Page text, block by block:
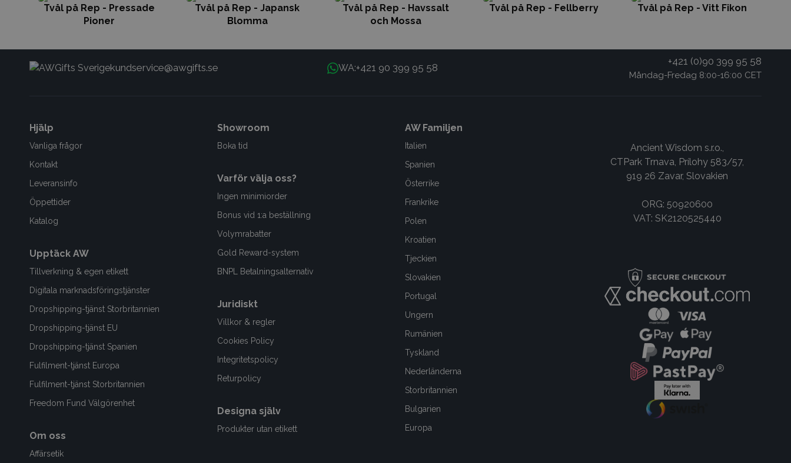
Tvål på Rep - Pressade
Pioner
Tvål på Rep - Japansk
Blomma
Tvål på Rep - Havssalt
och Mossa
Tvål på Rep - Fellberry Tvål på Rep - Vitt Fikon
kundservice@awgifts.se WA:+421 90 399 95 58
+421 (0)90 399 95 58
Måndag-Fredag 8:00-16:00 CET
Hjälp
Vanliga frågor
Kontakt
Leveransinfo
Öppettider
Katalog
Upptäck AW
Tillverkning & egen etikett
Digitala marknadsföringstjänster
Dropshipping-tjänst Storbritannien
Dropshipping-tjänst EU
Dropshipping-tjänst Spanien
Fulfilment-tjänst Europa
Fulfilment-tjänst Storbritannien
Freedom Fund Välgörenhet
Om oss
Affärsetik
Showroom
Boka tid
Varför välja oss?
Ingen minimiorder
Bonus vid 1:a beställning
Volymrabatter
Gold Reward-system
BNPL Betalningsalternativ
Juridiskt
Villkor & regler
Cookies Policy
Integritetspolicy
Returpolicy
Designa själv
Produkter utan etikett
AW Familjen
Italien
Spanien
Österrike
Frankrike
Polen
Kroatien
Tjeckien
Slovakien
Portugal
Ungern
Rumänien
Tyskland
Nederländerna
Storbritannien
Bulgarien
Europa
Ancient Wisdom s.r.o.,
CTPark Trnava, Prílohy 583/57,
919 26 Zavar, Slovakien
ORG: 50920600
VAT: SK2120525440